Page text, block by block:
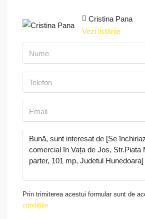
Cristina Pana
Vezi listările
Prin trimiterea acestui formular sunt de
condițiile